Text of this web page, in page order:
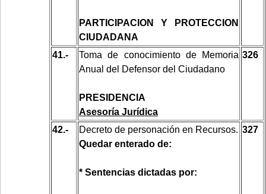
PARTICIPACION Y PROTECCION
CIUDADANA
41.-
Toma de conocimiento de Memoria
Anual del Defensor del Ciudadano
PRESIDENCIA
Asesoría Jurídica
326
42.-
Decreto de personación en Recursos.
Quedar enterado de:
* Sentencias dictadas por:
327